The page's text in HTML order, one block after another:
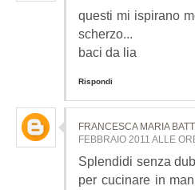
questi mi ispirano
scherzo...
baci da lia
Rispondi
FRANCESCA MARIA
FEBBRAIO 2011 ALLE
Splendidi senza
per cucinare in